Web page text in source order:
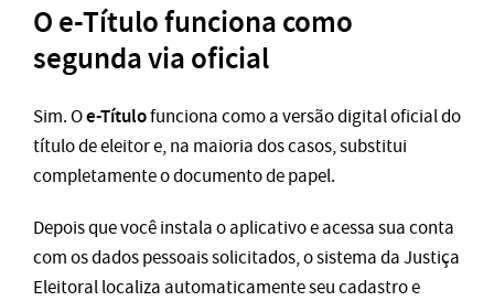
O e-Título funciona como
segunda via oficial
Sim. Oe-Títulofunciona como a versão digital oficial do
título de eleitor e, na maioria dos casos, substitui
completamente o documento de papel.
Depois que você instala o aplicativo e acessa sua conta
com os dados pessoais solicitados, o sistema da Justiça
Eleitoral localiza automaticamente seu cadastro e